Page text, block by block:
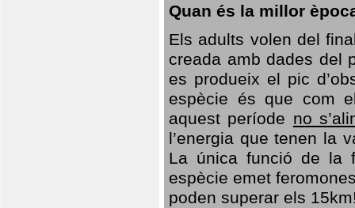
Quan és la millor
Els adults volen del
creada amb dades del
es produeix el pic
espècie és que com
aquest període no
l’energia que tenen la
La única funció de la
espècie emet
poden superar els